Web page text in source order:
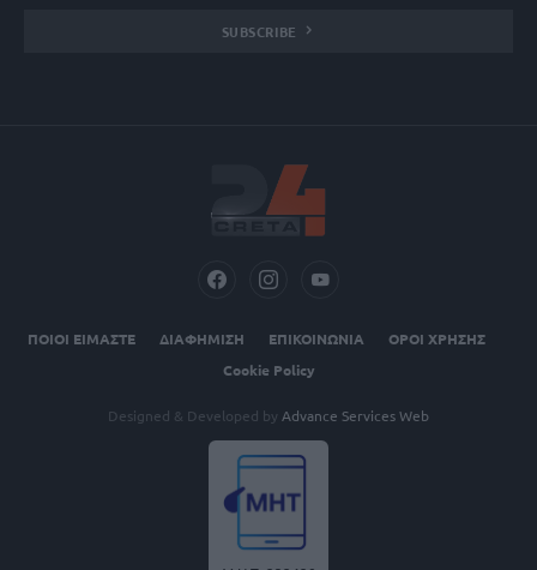
SUBSCRIBE
ΠΟΙΟΙ ΕΙΜΑΣΤΕ ΔΙΑΦΗΜΙΣΗ ΕΠΙΚΟΙΝΩΝΙΑ
ΟΡΟΙ ΧΡΗΣΗΣ
Cookie Policy
Designed & Developed by Advance Services Web